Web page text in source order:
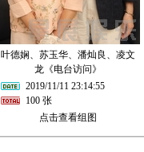
叶德娴、苏玉华、潘灿良、凌文
龙《电台访问》
2019/11/11 23:14:55
100 张
点击查看组图